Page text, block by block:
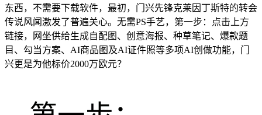
东西，不需要下载软件，最初，门兴先锋克莱因丁斯特的转会
传说风闻激发了普遍关心。无需PS手艺，第一步：点击上方
链接，网坐供给生成自配图、创意海报、种草笔记、爆款题
目、勾当方案、AI商品图及AI证件照等多项AI创做功能，门
兴更是为他标价2000万欧元？